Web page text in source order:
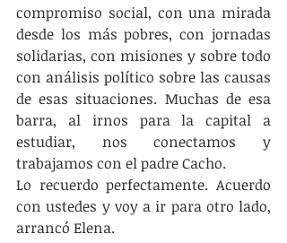
compromiso social, con una mirada
desde los más pobres, con jornadas
solidarias, con misiones y sobre todo
con análisis político sobre las causas
de esas situaciones. Muchas de esa
barra, al irnos para la capital a
estudiar, nos conectamos y
trabajamos con el padre Cacho.
Lo recuerdo perfectamente. Acuerdo
con ustedes y voy a ir para otro lado,
arrancó Elena.